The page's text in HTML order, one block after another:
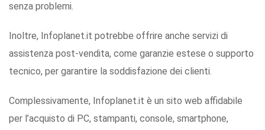
senza problemi.
Inoltre, Infoplanet.it potrebbe offrire anche servizi di
assistenza post-vendita, come garanzie estese o supporto
tecnico, per garantire la soddisfazione dei clienti.
Complessivamente, Infoplanet.it è un sito web affidabile
per l’acquisto di PC, stampanti, console, smartphone,